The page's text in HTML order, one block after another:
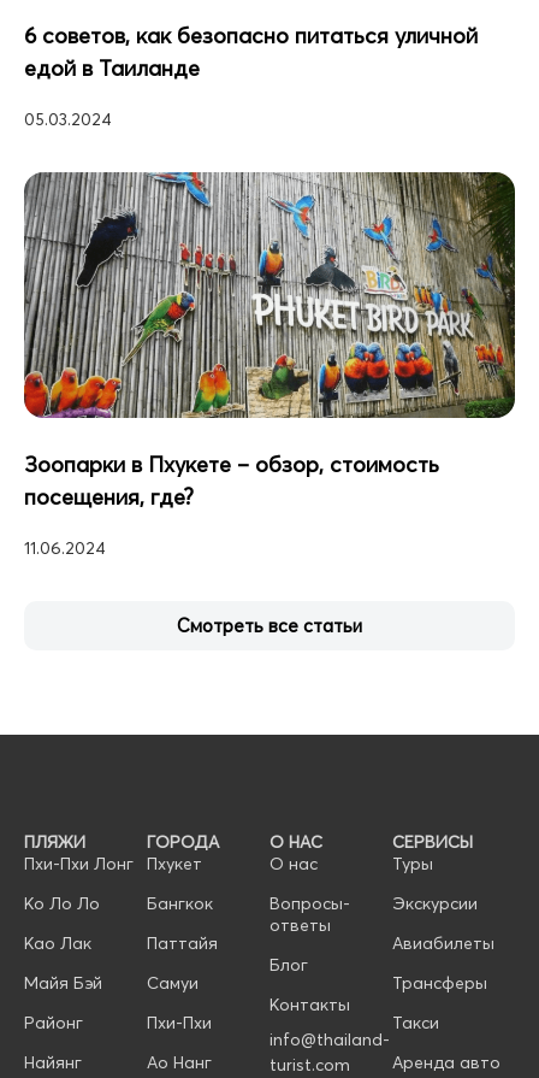
6 советов, как безопасно питаться уличной
едой в Таиланде
05.03.2024
Зоопарки в Пхукете – обзор, стоимость
посещения, где?
11.06.2024
Смотреть все статьи
ПЛЯЖИ
Пхи-Пхи Лонг
Ко Ло Ло
Као Лак
Майя Бэй
Районг
Найянг
ГОРОДА
Пхукет
Бангкок
Паттайя
Самуи
Пхи-Пхи
Ао Нанг
О НАС
О нас
Вопросы-
ответы
Блог
Контакты
info@thailand-
turist.com
СЕРВИСЫ
Туры
Экскурсии
Авиабилеты
Трансферы
Такси
Аренда авто